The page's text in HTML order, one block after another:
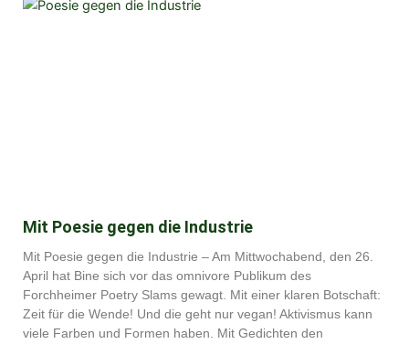
Mit Poesie gegen die Industrie
Mit Poesie gegen die Industrie – Am Mittwochabend, den 26.
April hat Bine sich vor das omnivore Publikum des
Forchheimer Poetry Slams gewagt. Mit einer klaren Botschaft:
Zeit für die Wende! Und die geht nur vegan! Aktivismus kann
viele Farben und Formen haben. Mit Gedichten den